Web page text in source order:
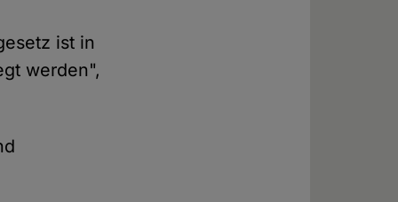
ist in
werden",